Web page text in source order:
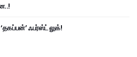
ஃபர்ஸ்ட் லுக்!